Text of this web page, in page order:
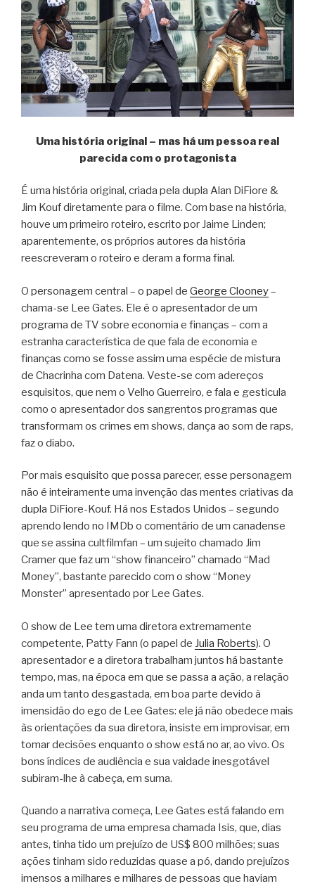
Uma história original – mas há um pessoa real
parecida com o protagonista
É uma história original, criada pela dupla Alan DiFiore &
Jim Kouf diretamente para o filme. Com base na história,
houve um primeiro roteiro, escrito por Jaime Linden;
aparentemente, os próprios autores da história
reescreveram o roteiro e deram a forma final.
O personagem central – o papel de George Clooney–
chama-se Lee Gates. Ele é o apresentador de um
programa de TV sobre economia e finanças – com a
estranha característica de que fala de economia e
finanças como se fosse assim uma espécie de mistura
de Chacrinha com Datena. Veste-se com adereços
esquisitos, que nem o Velho Guerreiro, e fala e gesticula
como o apresentador dos sangrentos programas que
transformam os crimes em shows, dança ao som de raps,
faz o diabo.
Por mais esquisito que possa parecer, esse personagem
não é inteiramente uma invenção das mentes criativas da
dupla DiFiore-Kouf. Há nos Estados Unidos – segundo
aprendo lendo no IMDb o comentário de um canadense
que se assina cultfilmfan – um sujeito chamado Jim
Cramer que faz um “show financeiro” chamado “Mad
Money”, bastante parecido com o show “Money
Monster” apresentado por Lee Gates.
O show de Lee tem uma diretora extremamente
competente, Patty Fann (o papel de Julia Roberts). O
apresentador e a diretora trabalham juntos há bastante
tempo, mas, na época em que se passa a ação, a relação
anda um tanto desgastada, em boa parte devido à
imensidão do ego de Lee Gates: ele já não obedece mais
às orientações da sua diretora, insiste em improvisar, em
tomar decisões enquanto o show está no ar, ao vivo. Os
bons índices de audiência e sua vaidade inesgotável
subiram-lhe à cabeça, em suma.
Quando a narrativa começa, Lee Gates está falando em
seu programa de uma empresa chamada Isis, que, dias
antes, tinha tido um prejuízo de US$ 800 milhões; suas
ações tinham sido reduzidas quase a pó, dando prejuízos
imensos a milhares e milhares de pessoas que haviam